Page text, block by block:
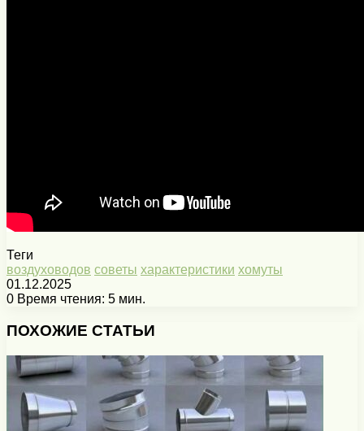
Теги
воздуховодов советы характеристики хомуты
01.12.2025
0 Время чтения: 5 мин.
ПОХОЖИЕ СТАТЬИ